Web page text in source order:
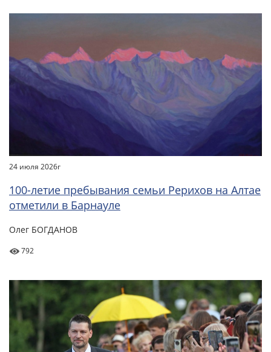
24 июля 2026г
100-летие пребывания семьи Рерихов на Алтае
отметили в Барнауле
Олег БОГДАНОВ
792